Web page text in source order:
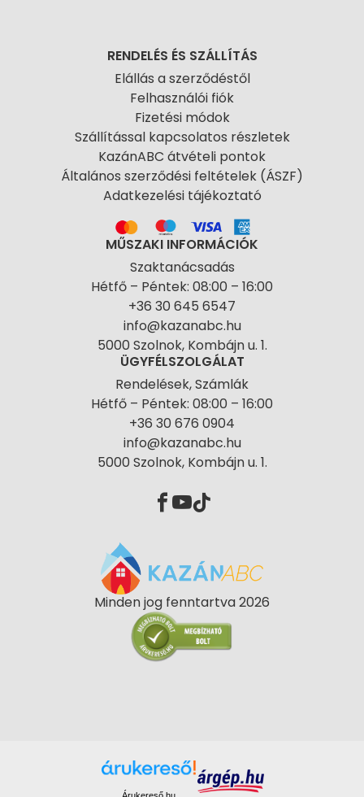
RENDELÉS ÉS SZÁLLÍTÁS
Elállás a szerződéstől
Felhasználói fiók
Fizetési módok
Szállítással kapcsolatos részletek
KazánABC átvételi pontok
Általános szerződési feltételek (ÁSZF)
Adatkezelési tájékoztató
MŰSZAKI INFORMÁCIÓK
Szaktanácsadás
Hétfő – Péntek: 08:00 – 16:00
+36 30 645 6547
info@kazanabc.hu
5000 Szolnok, Kombájn u. 1.
ÜGYFÉLSZOLGÁLAT
Rendelések, Számlák
Hétfő – Péntek: 08:00 – 16:00
+36 30 676 0904
info@kazanabc.hu
5000 Szolnok, Kombájn u. 1.
Minden jog fenntartva 2026